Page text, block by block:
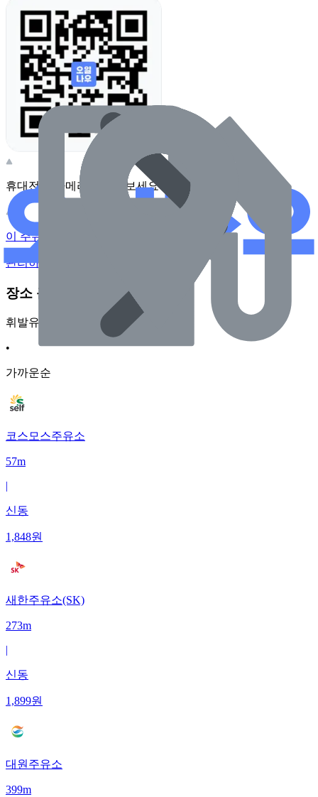
휴대전화 카메라로 찍어보세요
이 주유소의 사장님이신가요?
관리하기
장소 근처 주유소
휘발유
•
가까운순
코스모스주유소
57m
|
신동
1,848원
새한주유소(SK)
273m
|
신동
1,899원
대원주유소
399m